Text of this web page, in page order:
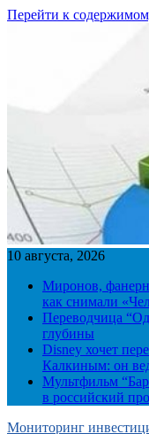
Перейти к
10 августа, 2026
Миронов,
как снимали
Переводчица
глубины
Disney хочет
Калкиным: он
Мультфильм
в российский
Мониторинг